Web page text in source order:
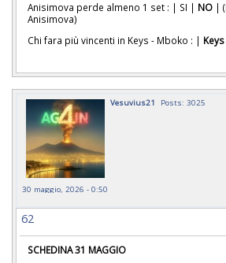
Anisimova perde almeno 1 set : | SI | NO |
Anisimova)
Chi fara più vincenti in Keys - Mboko : | Keys
Vesuvius21 Posts: 3025
30 maggio, 2026 - 0:50
62
SCHEDINA 31 MAGGIO